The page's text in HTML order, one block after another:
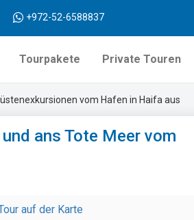
+972-52-6588837
Tourpakete Private Touren
vom Hafen in Haifa aus
ans Tote Meer vom
auf der Karte